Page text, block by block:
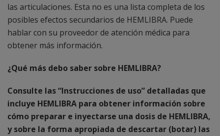
las articulaciones. Esta no es una lista completa de los
posibles efectos secundarios de HEMLIBRA. Puede
hablar con su proveedor de atención médica para
obtener más información.
¿Qué más debo saber sobre HEMLIBRA?
Consulte las “Instrucciones de uso” detalladas que
incluye HEMLIBRA para obtener información sobre
cómo preparar e inyectarse una dosis de HEMLIBRA,
y sobre la forma apropiada de descartar (botar) las